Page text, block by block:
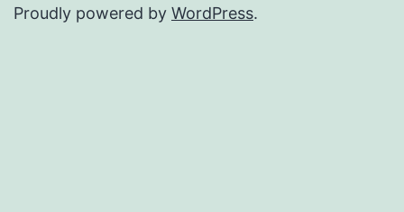
Proudly powered by WordPress.